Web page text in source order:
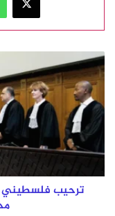
ترحيب
فلسطيني
بالقرار
التاريخي
الجديد
الذي
أصدرته
محكمة
العدل
الدوليةترحيب فلسطيني